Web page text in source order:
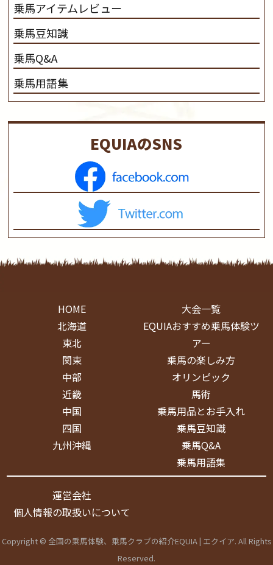
乗馬アイテムレビュー
乗馬豆知識
乗馬Q&A
乗馬用語集
EQUIAのSNS
HOME
北海道
東北
関東
中部
近畿
中国
四国
九州沖縄
大会一覧
EQUIAおすすめ乗馬体験ツ
アー
乗馬の楽しみ方
オリンピック
馬術
乗馬用品とお手入れ
乗馬豆知識
乗馬Q&A
乗馬用語集
運営会社
個人情報の取扱いについて
Copyright © 全国の乗馬体験、乗馬クラブの紹介EQUIA | エクイア. All Rights
Reserved.